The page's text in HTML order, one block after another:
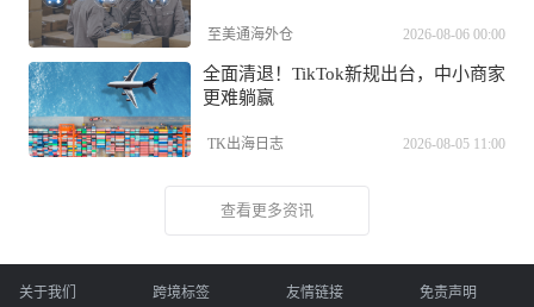
至美通海外仓 2026-08-06 00:00
全面清退！TikTok新规出台，中小商家
更难躺赢
TK出海日志 2026-08-05 11:00
查看更多资讯
关于我们 跨境标签 友情链接 免责声明